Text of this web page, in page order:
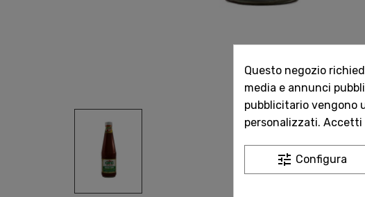
Questo negozio
media e annunci
pubblicitario vengono
personalizzati. Accetti
tune Configura